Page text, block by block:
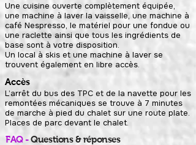
Une cuisine ouverte complètement équipée,
une machine à laver la vaisselle, une machine à
café Nespresso, le matériel pour une fondue ou
une raclette ainsi que tous les ingrédients de
base sont à votre disposition.
Un local à skis et une machine à laver se
trouvent également en libre accès.
Accès
L’arrêt du bus des TPC et de la navette pour les
remontées mécaniques se trouve à 7 minutes
de marche à pied du chalet sur une route plate.
Places de parc devant le chalet.
FAQ -Questions & réponses